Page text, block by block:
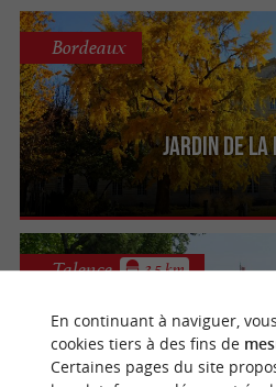
Jardin de la
Bordeaux
Parc du
Talence 3.5 km
En continuant à naviguer,
cookies tiers à des fins de
Certaines pages du site